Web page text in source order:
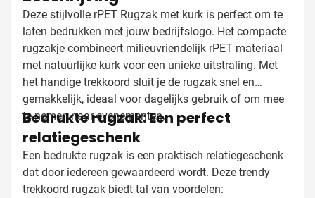
Deze stijlvolle rPET Rugzak met kurk is perfect om te
laten bedrukken met jouw bedrijfslogo. Het compacte
rugzakje combineert milieuvriendelijk rPET materiaal
met natuurlijke kurk voor een unieke uitstraling. Met
het handige trekkoord sluit je de rugzak snel en
gemakkelijk, ideaal voor dagelijks gebruik of om mee
te nemen naar evenementen.
Bedrukte rugzak: Een perfect
relatiegeschenk
Een bedrukte rugzak is een praktisch relatiegeschenk
dat door iedereen gewaardeerd wordt. Deze trendy
trekkoord rugzak biedt tal van voordelen: